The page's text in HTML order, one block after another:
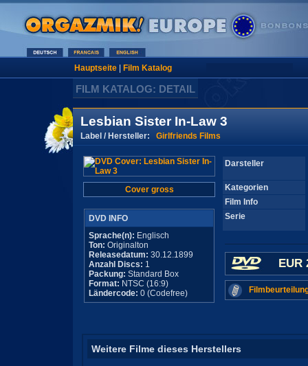
Hauptseite| Film Katalog
FILM KATALOG: DETAIL
Lesbian Sister In-Law 3
Label / Hersteller: Girlfriends Films
Cover gross
DVD INFO
Sprache(n): Englisch
Ton: Originalton
Releasedatum: 30.12.1899
Anzahl Discs: 1
Packung: Standard Box
Format: NTSC (16:9)
Ländercode: 0 (Codefree)
Darsteller
Kategorien
Film Info
Serie
EUR
Weitere Filme dieses Herstellers